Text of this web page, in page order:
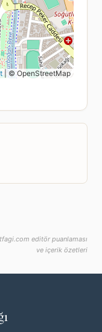
| © OpenStreetMap
editör puanlaması
ve içerik özetleri